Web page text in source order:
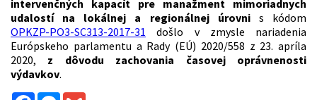
intervenčných kapacít pre manažment mimoriadnych
udalostí na lokálnej a regionálnej úrovnis kódom
OPKZP-PO3-SC313-2017-31 došlo v zmysle nariadenia
Európskeho parlamentu a Rady (EÚ) 2020/558 z 23. apríla
2020, z dôvodu zachovania časovej oprávnenosti
výdavkov.